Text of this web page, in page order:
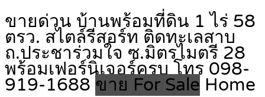
ขายด่วน บ้านพร้อมที่ดิน 1 ไร่ 58
ตรว. สไตล์รีสอร์ท ติดทะเลสาบ
ถ.ประชาร่วมใจ ซ.มิตรไมตรี 28
พร้อมเฟอร์นิเจอร์ครบ โทร 098-
919-1688 ขาย For Sale Home